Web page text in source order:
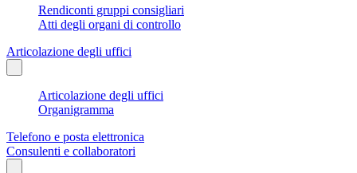
Rendiconti gruppi consigliari
Atti degli organi di controllo
Articolazione degli uffici
Articolazione degli uffici
Organigramma
Telefono e posta elettronica
Consulenti e collaboratori